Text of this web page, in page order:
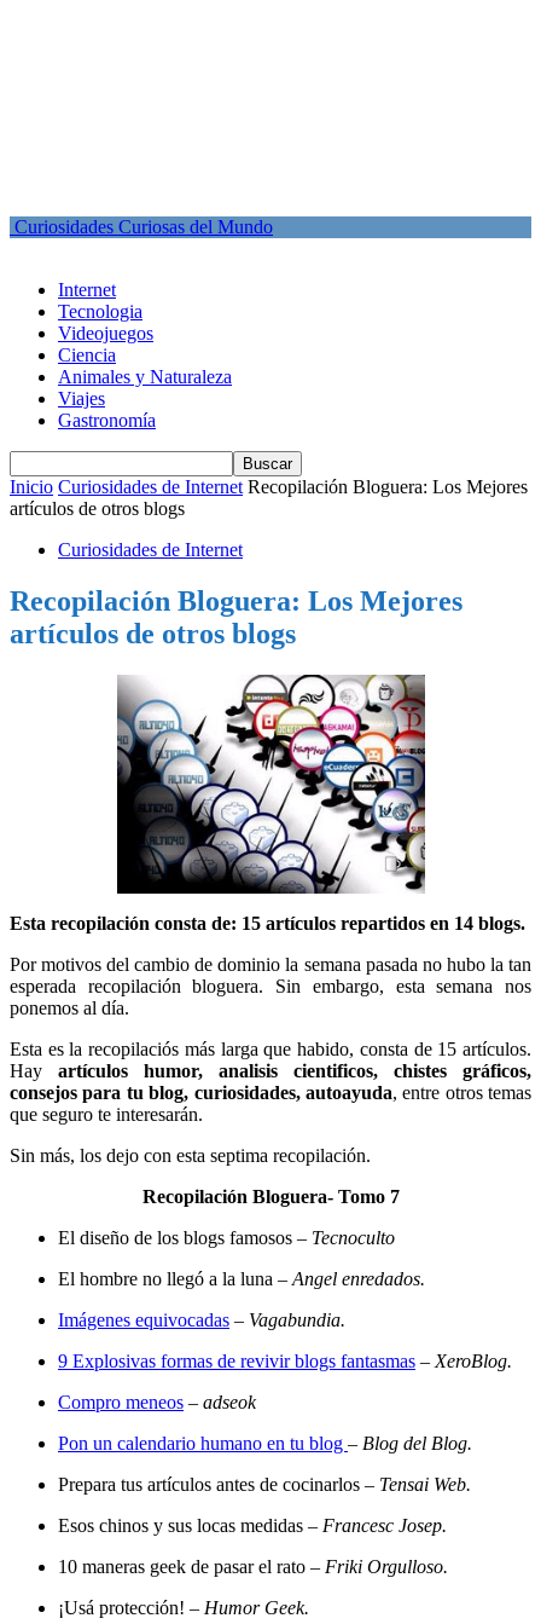
Curiosidades Curiosas del Mundo
Internet
Tecnologia
Videojuegos
Ciencia
Animales y Naturaleza
Viajes
Gastronomía
Inicio Curiosidades de Internet Recopilación Bloguera: Los Mejores
artículos de otros blogs
Curiosidades de Internet
Recopilación Bloguera: Los Mejores
artículos de otros blogs
Esta recopilación consta de: 15 artículos repartidos en 14 blogs.
Por motivos del cambio de dominio la semana pasada no hubo la tan
esperada recopilación bloguera. Sin embargo, esta semana nos
ponemos al día.
Esta es la recopilaciós más larga que habido, consta de 15 artículos.
Hay artículos humor, analisis cientificos, chistes gráficos,
consejos para tu blog, curiosidades, autoayuda, entre otros temas
que seguro te interesarán.
Sin más, los dejo con esta septima recopilación.
Recopilación Bloguera- Tomo 7
El diseño de los blogs famosos – Tecnoculto
El hombre no llegó a la luna – Angel enredados.
Imágenes equivocadas – Vagabundia.
9 Explosivas formas de revivir blogs fantasmas – XeroBlog.
Compro meneos – adseok
Pon un calendario humano en tu blog – Blog del Blog.
Prepara tus artículos antes de cocinarlos – Tensai Web.
Esos chinos y sus locas medidas – Francesc Josep.
10 maneras geek de pasar el rato – Friki Orgulloso.
¡Usá protección! – Humor Geek.